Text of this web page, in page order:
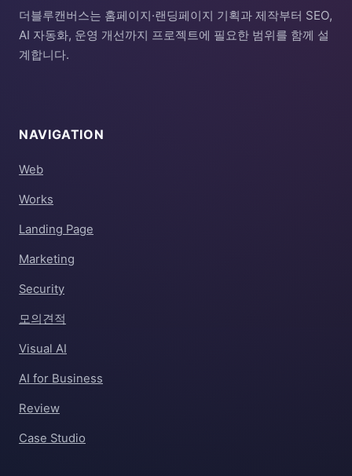
더블루캔버스는 홈페이지·랜딩페이지 기획과 제작부터 SEO,
AI 자동화, 운영 개선까지 프로젝트에 필요한 범위를 함께 설
계합니다.
NAVIGATION
Web
Works
Landing Page
Marketing
Security
모의견적
Visual AI
AI for Business
Review
Case Studio